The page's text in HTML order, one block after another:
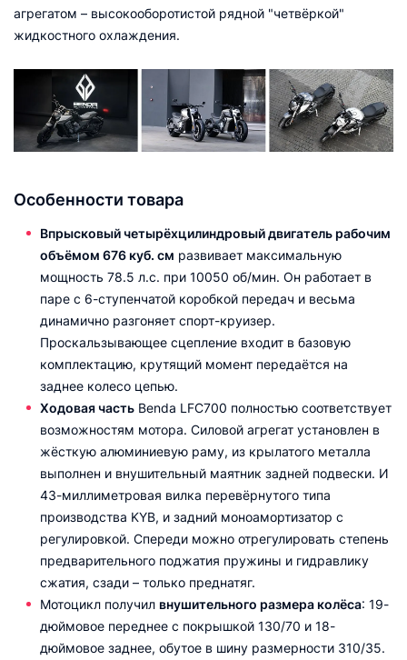
агрегатом – высокооборотистой рядной "четвёркой"
жидкостного охлаждения.
Особенности товара
Впрысковый четырёхцилиндровый двигатель рабочим
объёмом 676 куб. см развивает максимальную
мощность 78.5 л.с. при 10050 об/мин. Он работает в
паре с 6-ступенчатой коробкой передач и весьма
динамично разгоняет спорт-круизер.
Проскальзывающее сцепление входит в базовую
комплектацию, крутящий момент передаётся на
заднее колесо цепью.
Ходовая часть Benda LFC700 полностью соответствует
возможностям мотора. Силовой агрегат установлен в
жёсткую алюминиевую раму, из крылатого металла
выполнен и внушительный маятник задней подвески. И
43-миллиметровая вилка перевёрнутого типа
производства KYB, и задний моноамортизатор с
регулировкой. Спереди можно отрегулировать степень
предварительного поджатия пружины и гидравлику
сжатия, сзади – только преднатяг.
Мотоцикл получил внушительного размера колёса: 19-
дюймовое переднее с покрышкой 130/70 и 18-
дюймовое заднее, обутое в шину размерности 310/35.